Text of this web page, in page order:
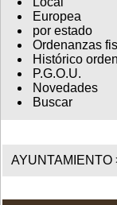
Europea
por estado
Ordenanzas
Histórico
P.G.O.U.
Novedades
Buscar
AYUNTAMIENTO